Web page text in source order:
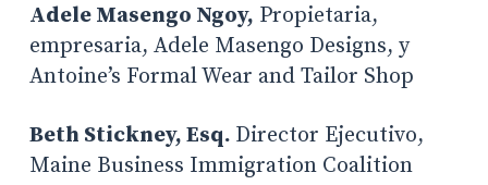
Adele Masengo Ngoy, Propietaria,
empresaria, Adele Masengo Designs, y
Antoine’s Formal Wear and Tailor Shop
Beth Stickney, Esq. Director Ejecutivo,
Maine Business Immigration Coalition